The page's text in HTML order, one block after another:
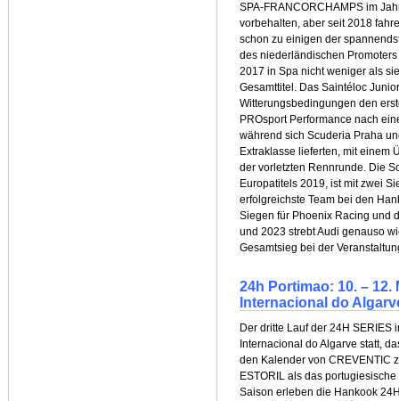
SPA-FRANCORCHAMPS im
vorbehalten, aber seit 2018
schon zu einigen der
des niederländischen
2017 in Spa nicht weniger als
Gesamttitel. Das Saintéloc
Witterungsbedingungen den
PROsport Performance nach
während sich Scuderia Praha
Extraklasse lieferten, mit einem
der vorletzten Rennrunde. Die
Europatitels 2019, ist mit zwei
erfolgreichste Team bei den
Siegen für Phoenix Racing und
und 2023 strebt Audi genauso
Gesamtsieg bei der
24h Portimao: 10. – 12.
Internacional do
Der dritte Lauf der 24H SERIES
Internacional do Algarve statt,
den Kalender von CREVENTIC
ESTORIL als das
Saison erleben die Hankook